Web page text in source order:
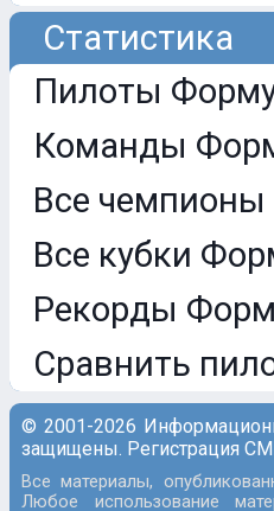
Статистика
Пилоты
Команды
Все
Все кубки
Рекорды
Сравнить
© 2001-2026
защищены. Регистрация
Все материалы,
Любое использование